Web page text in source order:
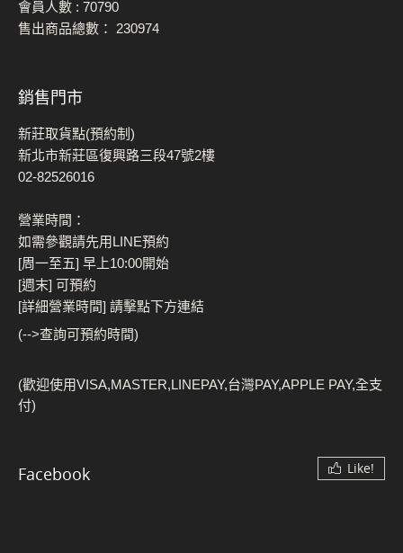
會員人數 : 70790
售出商品總數： 230974
銷售門市
新莊取貨點(預約制)
新北市新莊區復興路三段47號2樓
02-82526016
營業時間：
如需參觀請先用LINE預約
[周一至五] 早上10:00開始
[週末] 可預約
[詳細營業時間] 請擊點下方連結
(-->查詢可預約時間)
(歡迎使用VISA,MASTER,LINEPAY,台灣PAY,APPLE PAY,全支
付)
Facebook Like!